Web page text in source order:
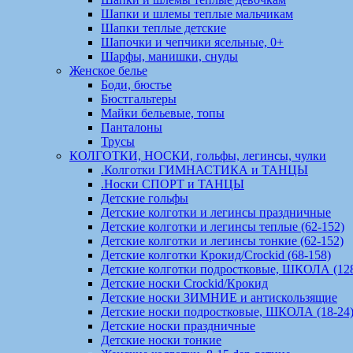
Шапки и шлемы теплые мальчикам
Шапки теплые детские
Шапочки и чепчики ясельные, 0+
Шарфы, манишки, снуды
Женское белье
Боди, бюстье
Бюстгальтеры
Майки бельевые, топы
Панталоны
Трусы
КОЛГОТКИ, НОСКИ, гольфы, легинсы, чулки
.Колготки ГИМНАСТИКА и ТАНЦЫ
.Носки СПОРТ и ТАНЦЫ
Детские гольфы
Детские колготки и легинсы праздничные
Детские колготки и легинсы теплые (62-152)
Детские колготки и легинсы тонкие (62-152)
Детские колготки Крокид/Crockid (68-158)
Детские колготки подростковые, ШКОЛА
Детские носки Crockid/Крокид
Детские носки ЗИМНИЕ и антискользящие
Детские носки подростковые, ШКОЛА (18-24)
Детские носки праздничные
Детские носки тонкие